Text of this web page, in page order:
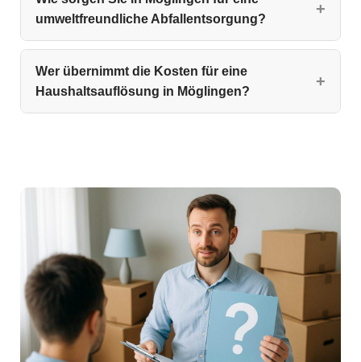
umweltfreundliche Abfallentsorgung?
Wer übernimmt die Kosten für eine
Haushaltsauflösung in Möglingen?